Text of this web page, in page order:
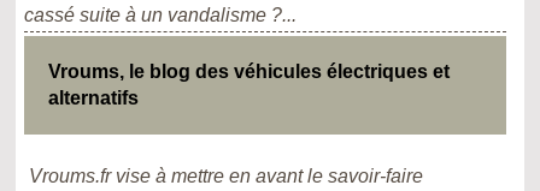
cassé suite à un vandalisme ?...
Vroums, le blog des véhicules électriques et
alternatifs
Vroums.fr vise à mettre en avant le savoir-faire